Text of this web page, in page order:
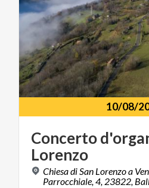
10/08/
Concerto
Lorenzo
Chiesa di San Lorenzo a
Parrocchiale, 4, 23822,